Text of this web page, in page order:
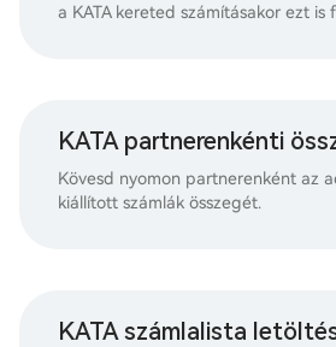
a KATA kereted számításakor ezt is
KATA partnerenkénti
Kövesd nyomon partnerenként az
kiállított számlák összegét.
KATA számlalista